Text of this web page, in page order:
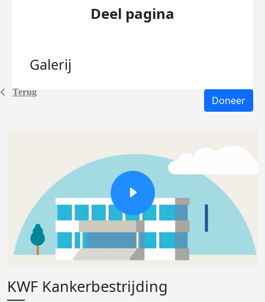
Terug
Deel pagina
Galerij
Doneer
KWF Kankerbestrijding